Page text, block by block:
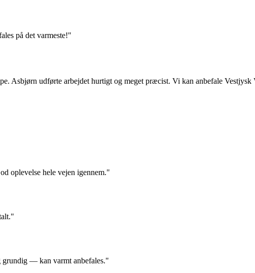
på det varmeste!"
Asbjørn udførte arbejdet hurtigt og meget præcist. Vi kan anbefale Vestjysk
oplevelse hele vejen igennem."
grundig — kan varmt anbefales."